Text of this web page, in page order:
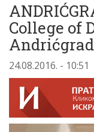
College of
Andrićgrad
24.08.2016. - 10:51